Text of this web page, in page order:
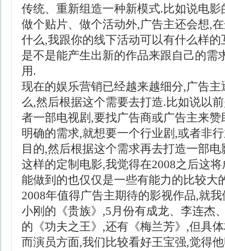
传统、重新组造一种新模式.比如说电
做个贴片、做个活动外,广告主还会想,
什么,我跟你的线下活动可以有什么样
是不是能产生出新的作品来跟自己的需
用.
现在的娱乐营销已经越来越细分,广告
么,然后根据这个需要去打造.比如说以
者一部电视剧,要找广告商或广告主来
明确的需求,就想要一个行业剧,或者非
目的,然后根据这个需求再去打造一部
这样的定制电影,我觉得在2008之后这
能做到的也仅仅是一些有能力的比较大
2008年值得广告主期待的影视作品,就
小刚的《贵族》,5月份有成龙、李连杰
的《功夫之王》,还有《梅兰芳》,但具
而演员方面,我们比较看好王宝强,觉得